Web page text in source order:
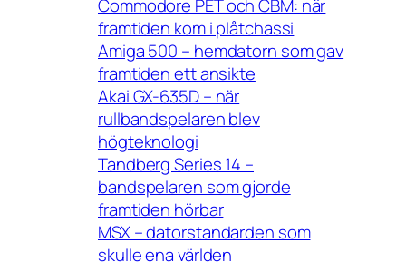
Commodore PET och CBM: när
framtiden kom i plåtchassi
Amiga 500 – hemdatorn som gav
framtiden ett ansikte
Akai GX-635D – när
rullbandspelaren blev
högteknologi
Tandberg Series 14 –
bandspelaren som gjorde
framtiden hörbar
MSX – datorstandarden som
skulle ena världen